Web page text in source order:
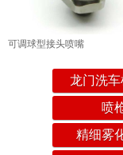
可调球型接头喷嘴
龙门洗
喷
精细雾